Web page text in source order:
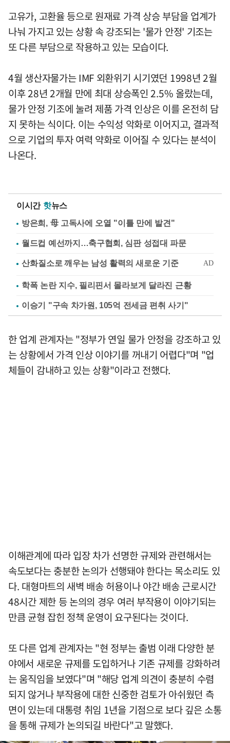
고유가, 고환율 등으로 원재료 가격 상승 부담을 업계가
나눠 가지고 있는 상황 속 강조되는 '물가 안정' 기조는
또 다른 부담으로 작용하고 있는 모습이다.
4월 생산자물가는 IMF 외환위기 시기였던 1998년 2월
이후 28년 2개월 만에 최대 상승폭인 2.5% 올랐는데,
물가 안정 기조에 눌려 제품 가격 인상은 이를 온전히 담
지 못하는 식이다. 이는 수익성 악화로 이어지고, 결과적
으로 기업의 투자 여력 약화로 이어질 수 있다는 분석이
나온다.
이시간 핫뉴스
방은희, 母 고독사에 오열 "이틀 만에 발견"
월드컵 예선까지…축구협회, 심판 성접대 파문
학폭 논란 지수, 필리핀서 몰라보게 달라진 근황
이승기 "구속 차가원, 105억 전세금 편취 사기"
한 업계 관계자는 "정부가 연일 물가 안정을 강조하고 있
는 상황에서 가격 인상 이야기를 꺼내기 어렵다"며 "업
체들이 감내하고 있는 상황"이라고 전했다.
이해관계에 따라 입장 차가 선명한 규제와 관련해서는
속도보다는 충분한 논의가 선행돼야 한다는 목소리도 있
다. 대형마트의 새벽 배송 허용이나 야간 배송 근로시간
48시간 제한 등 논의의 경우 여러 부작용이 이야기되는
만큼 균형 잡힌 정책 운영이 요구된다는 것이다.
또 다른 업계 관계자는 "현 정부는 출범 이래 다양한 분
야에서 새로운 규제를 도입하거나 기존 규제를 강화하려
는 움직임을 보였다"며 "해당 업계 의견이 충분히 수렴
되지 않거나 부작용에 대한 신중한 검토가 아쉬웠던 측
면이 있는데 대통령 취임 1년을 기점으로 보다 깊은 소통
을 통해 규제가 논의되길 바란다"고 말했다.